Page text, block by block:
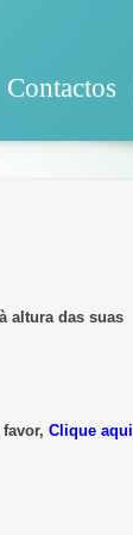
Contactos
altura das suas
Clique aqui